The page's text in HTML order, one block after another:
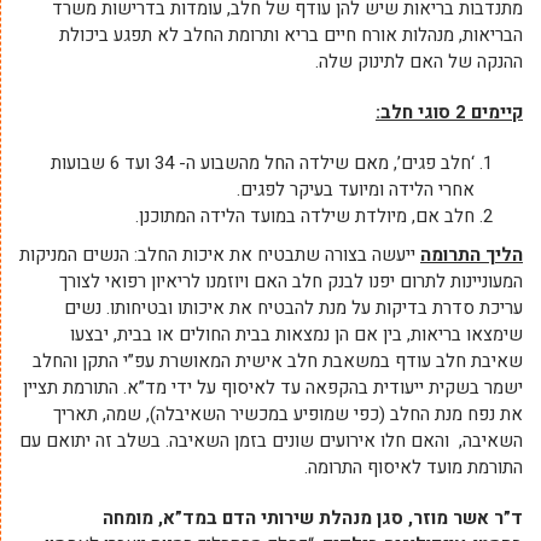
מתנדבות בריאות שיש להן עודף של חלב, עומדות בדרישות משרד
הבריאות, מנהלות אורח חיים בריא ותרומת החלב לא תפגע ביכולת
ההנקה של האם לתינוק שלה.
קיימים 2 סוגי חלב:
‘חלב פגים’, מאם שילדה החל מהשבוע ה- 34 ועד 6 שבועות
אחרי הלידה ומיועד בעיקר לפגים.
חלב אם, מיולדת שילדה במועד הלידה המתוכנן.
הליך התרומה ייעשה בצורה שתבטיח את איכות החלב: הנשים המניקות
המעוניינות לתרום יפנו לבנק חלב האם ויוזמנו לריאיון רפואי לצורך
עריכת סדרת בדיקות על מנת להבטיח את איכותו ובטיחותו. נשים
שימצאו בריאות, בין אם הן נמצאות בבית החולים או בבית, יבצעו
שאיבת חלב עודף במשאבת חלב אישית המאושרת עפ”י התקן והחלב
ישמר בשקית ייעודית בהקפאה עד לאיסוף על ידי מד”א. התורמת תציין
את נפח מנת החלב (כפי שמופיע במכשיר השאיבלה), שמה, תאריך
השאיבה, והאם חלו אירועים שונים בזמן השאיבה. בשלב זה יתואם עם
התורמת מועד לאיסוף התרומה.
ד”ר אשר מוזר, סגן מנהלת שירותי הדם במד”א, מומחה